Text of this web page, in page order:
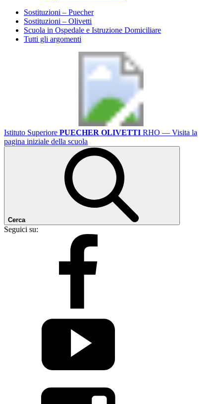
Sostituzioni – Puecher
Sostituzioni – Olivetti
Scuola in Ospedale e Istruzione Domiciliare
Tutti gli argomenti
Istituto Superiore PUECHER OLIVETTI RHO — Visita la
pagina iniziale della scuola
Cerca
Seguici su: